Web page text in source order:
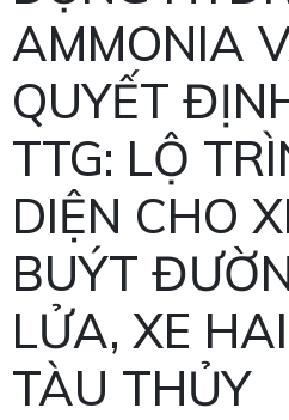
AMMONIA
QUYẾT
TTG: LỘ
DIỆN CHO
BUÝT
LỬA, XE
TÀU THỦY